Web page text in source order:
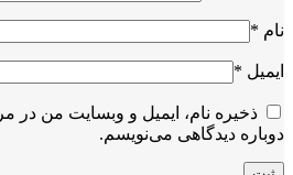
نام *
ایمیل *
ذخیره نام، ایمیل و وبسایت من در
دوباره دیدگاهی می‌نویسم.